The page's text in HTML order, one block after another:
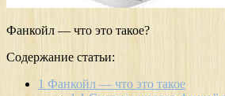
Фанкойл — что это такое?
Содержание статьи:
1 Фанкойл — что это такое